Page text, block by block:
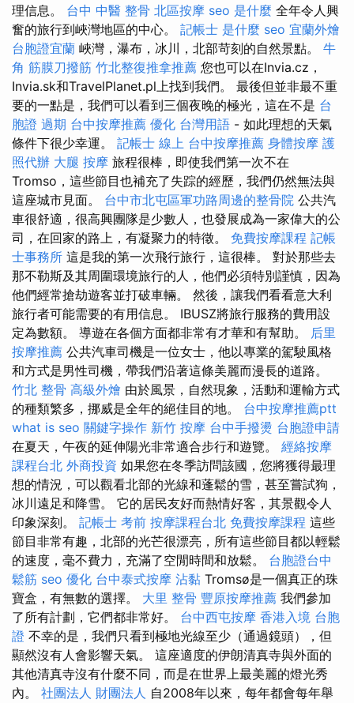
理信息。 台中 中醫 整骨 北區按摩 seo 是什麼 全年令人興
奮的旅行到峽灣地區的中心。 記帳士 是什麼 seo 宜蘭外燴
台胞證宜蘭 峽灣，瀑布，冰川，北部苛刻的自然景點。 牛
角 筋膜刀撥筋 竹北整復推拿推薦 您也可以在Invia.cz，
Invia.sk和TravelPlanet.pl上找到我們。 最後但並非最不重
要的一點是，我們可以看到三個夜晚的極光，這在不是 台
胞證 過期 台中按摩推薦 優化 台灣用語 - 如此理想的天氣
條件下很少幸運。 記帳士 線上 台中按摩推薦 身體按摩 護
照代辦 大腿 按摩 旅程很棒，即使我們第一次不在
Tromso，這些節目也補充了失踪的經歷，我們仍然無法與
這座城市見面。 台中市北屯區軍功路周邊的整骨院 公共汽
車很舒適，很高興團隊是少數人，也發展成為一家偉大的公
司，在回家的路上，有凝聚力的特徵。 免費按摩課程 記帳
士事務所 這是我的第一次飛行旅行，這很棒。 對於那些去
那不勒斯及其周圍環境旅行的人，他們必須特別謹慎，因為
他們經常搶劫遊客並打破車輛。 然後，讓我們看看意大利
旅行者可能需要的有用信息。 IBUSZ將旅行服務的費用設
定為數額。 導遊在各個方面都非常有才華和有幫助。 后里
按摩推薦 公共汽車司機是一位女士，他以專業的駕駛風格
和方式是男性司機，帶我們沿著這條美麗而漫長的道路。
竹北 整骨 高級外燴 由於風景，自然現象，活動和運輸方式
的種類繁多，挪威是全年的絕佳目的地。 台中按摩推薦ptt
what is seo 關鍵字操作 新竹 按摩 台中手撥燙 台胞證申請
在夏天，午夜的延伸陽光非常適合步行和遊覽。 經絡按摩
課程台北 外商投資 如果您在冬季訪問該國，您將獲得最理
想的情況，可以觀看北部的光線和蓬鬆的雪，甚至嘗試狗，
冰川遠足和降雪。 它的居民友好而熱情好客，其景觀令人
印象深刻。 記帳士 考前 按摩課程台北 免費按摩課程 這些
節目非常有趣，北部的光芒很漂亮，所有這些節目都以輕鬆
的速度，毫不費力，充滿了空閒時間和放鬆。 台胞證台中
鬆筋 seo 優化 台中泰式按摩 沾黏 Tromsø是一個真正的珠
寶盒，有無數的選擇。 大里 整骨 豐原按摩推薦 我們參加
了所有計劃，它們都非常好。 台中西屯按摩 香港入境 台胞
證 不幸的是，我們只看到極地光線至少（通過鏡頭），但
顯然沒有人會影響天氣。 這座適度的伊朗清真寺與外面的
其他清真寺沒有什麼不同，而是在世界上最美麗的燈光秀
內。 社團法人 財團法人 自2008年以來，每年都會每年舉